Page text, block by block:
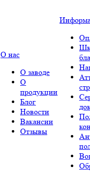
О нас
О заводе
О
продукции
Блог
Новости
Вакансии
Отзывы